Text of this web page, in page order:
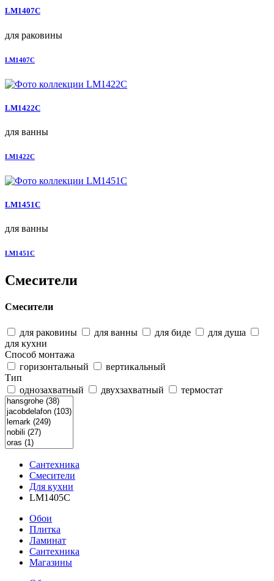
LM1407C
для раковины
LM1407C
LM1422C
для ванны
LM1422C
LM1451C
для ванны
LM1451C
Смесители
Смесители
для раковины для ванны для биде
для душа
для кухни
Способ монтажа
горизонтальный
вертикальный
Тип
однозахватный
двухзахватный термостат
Сантехника
Смесители
Для кухни
LM1405C
Обои
Плитка
Ламинат
Сантехника
Магазины